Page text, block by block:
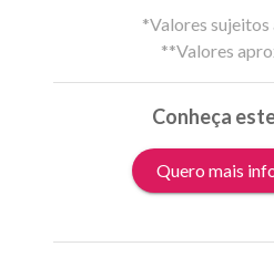
*Valores sujeitos
**Valores
Conheça
Quero mais